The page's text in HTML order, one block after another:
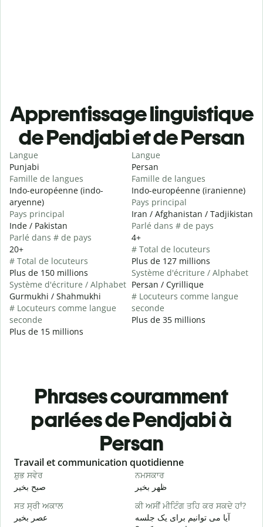
Apprentissage linguistique
de Pendjabi et de Persan
Langue
Punjabi
Famille de langues
Indo-européenne (indo-
aryenne)
Pays principal
Inde / Pakistan
Parlé dans # de pays
20+
# Total de locuteurs
Plus de 150 millions
Système d'écriture / Alphabet
Gurmukhi / Shahmukhi
# Locuteurs comme langue
seconde
Plus de 15 millions
Langue
Persan
Famille de langues
Indo-européenne (iranienne)
Pays principal
Iran / Afghanistan / Tadjikistan
Parlé dans # de pays
4+
# Total de locuteurs
Plus de 127 millions
Système d'écriture / Alphabet
Persan / Cyrillique
# Locuteurs comme langue
seconde
Plus de 35 millions
Phrases couramment
parlées de Pendjabi à
Persan
Slide 1 of 6
Travail et communication quotidienne
ਸ਼ੁਭ ਸਵੇਰ
صبح بخیر
ਨਮਸਕਾਰ
ظهر بخیر
ਸਤ ਸ੍ਰੀ ਅਕਾਲ
عصر بخیر
ਕੀ ਅਸੀਂ ਮੀਟਿੰਗ ਤਹਿ ਕਰ ਸਕਦੇ ਹਾਂ?
آیا می توانیم برای یک جلسه